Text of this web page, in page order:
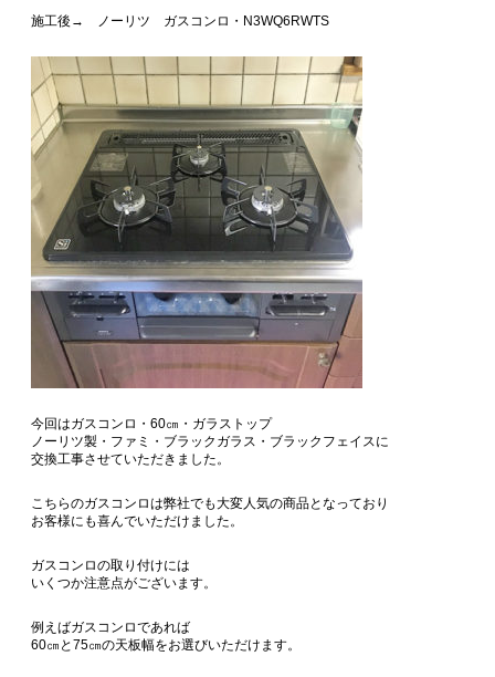
施工後→ ノーリツ ガスコンロ・N3WQ6RWTS
今回はガスコンロ・60㎝・ガラストップ
ノーリツ製・ファミ・ブラックガラス・ブラックフェイスに
交換工事させていただきました。
こちらのガスコンロは弊社でも大変人気の商品となっており
お客様にも喜んでいただけました。
ガスコンロの取り付けには
いくつか注意点がございます。
例えばガスコンロであれば
60㎝と75㎝の天板幅をお選びいただけます。